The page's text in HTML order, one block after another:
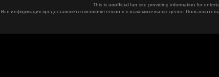
This is unofficial fan site providing information for
Вся информация предоставляется исключительно в ознакомительных целях.